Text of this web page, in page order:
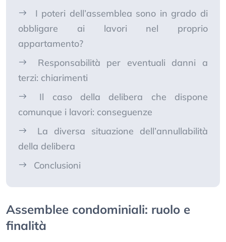
I poteri dell’assemblea sono in grado di
obbligare ai lavori nel proprio
appartamento?
Responsabilità per eventuali danni a
terzi: chiarimenti
Il caso della delibera che dispone
comunque i lavori: conseguenze
La diversa situazione dell’annullabilità
della delibera
Conclusioni
Assemblee condominiali: ruolo e
finalità